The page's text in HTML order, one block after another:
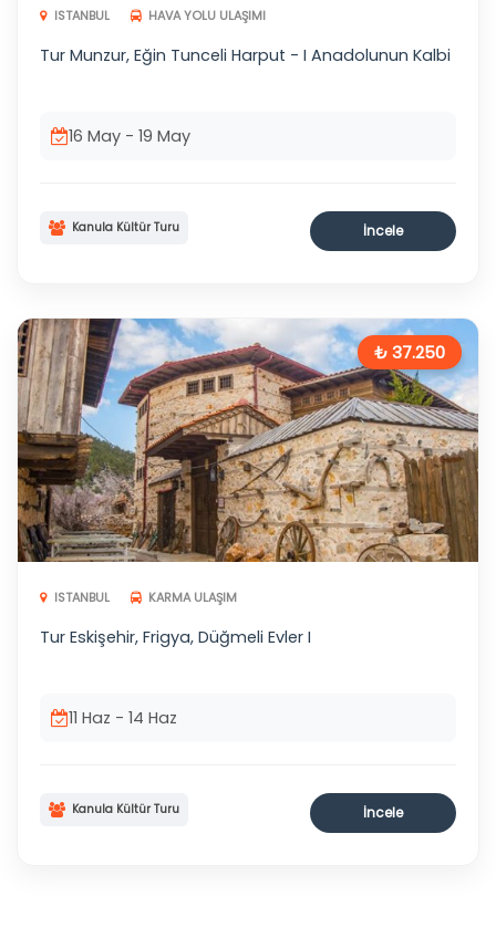
ISTANBUL HAVA YOLU ULAŞIMI
Tur Munzur, Eğin Tunceli Harput - I Anadolunun Kalbi
16 May - 19 May
Kanula Kültür Turu İncele
₺ 37.250
ISTANBUL KARMA ULAŞIM
Tur Eskişehir, Frigya, Düğmeli Evler I
11 Haz - 14 Haz
Kanula Kültür Turu İncele